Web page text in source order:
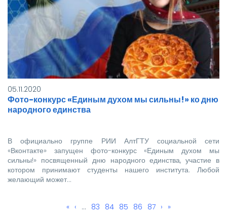
05.11.2020
Фото-конкурс «Единым духом мы сильны!» ко дню
народного единства
В официально группе РИИ АлтГТУ социальной сети
«Вконтакте» запущен фото-конкурс «Единым духом мы
сильны!» посвященный дню народного единства, участие в
котором принимают студенты нашего института. Любой
желающий может…
Первая
« ←
‹ … Page
83 Page
84 Текущая
85 Page
86 Page
87 Следующая
› Последняя
»